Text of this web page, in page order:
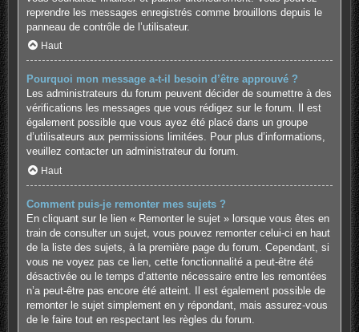
reprendre les messages enregistrés comme brouillons depuis le
panneau de contrôle de l’utilisateur.
Haut
Pourquoi mon message a-t-il besoin d’être approuvé ?
Les administrateurs du forum peuvent décider de soumettre à des
vérifications les messages que vous rédigez sur le forum. Il est
également possible que vous ayez été placé dans un groupe
d’utilisateurs aux permissions limitées. Pour plus d’informations,
veuillez contacter un administrateur du forum.
Haut
Comment puis-je remonter mes sujets ?
En cliquant sur le lien « Remonter le sujet » lorsque vous êtes en
train de consulter un sujet, vous pouvez remonter celui-ci en haut
de la liste des sujets, à la première page du forum. Cependant, si
vous ne voyez pas ce lien, cette fonctionnalité a peut-être été
désactivée ou le temps d’attente nécessaire entre les remontées
n’a peut-être pas encore été atteint. Il est également possible de
remonter le sujet simplement en y répondant, mais assurez-vous
de le faire tout en respectant les règles du forum.